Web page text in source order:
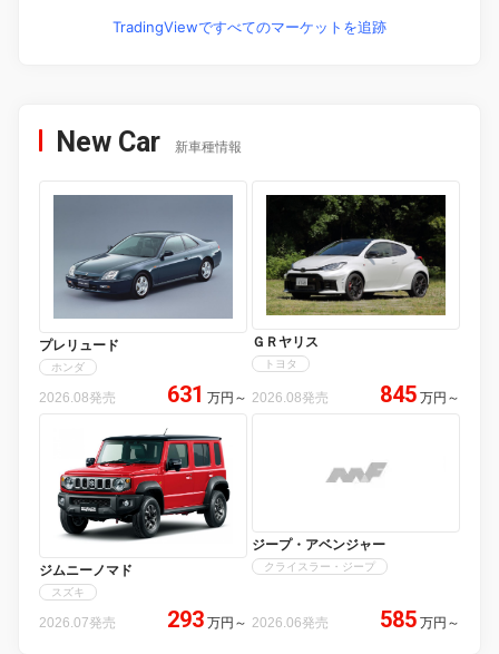
TradingViewですべてのマーケットを追跡
New Car 新車種情報
プレリュード
ホンダ
2026.08発売 631 万円 ～
ＧＲヤリス
トヨタ
2026.08発売 845 万円 ～
ジムニーノマド
スズキ
2026.07発売 293 万円 ～
ジープ・アベンジャー
クライスラー・ジープ
2026.06発売 585 万円 ～